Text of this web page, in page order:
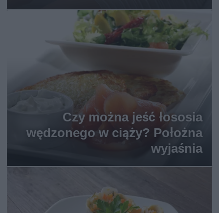
Czy można jeść łososia
wędzonego w ciąży? Położna
wyjaśnia